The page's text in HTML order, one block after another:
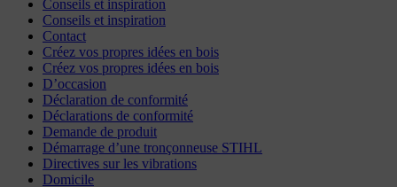
Conseils et inspiration
Conseils et inspiration
Contact
Créez vos propres idées en bois
Créez vos propres idées en bois
D’occasion
Déclaration de conformité
Déclarations de conformité
Demande de produit
Démarrage d’une tronçonneuse STIHL
Directives sur les vibrations
Domicile